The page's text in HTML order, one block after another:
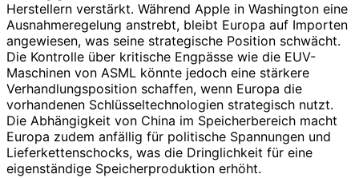
Herstellern verstärkt. Während Apple in Washington eine
Ausnahmeregelung anstrebt, bleibt Europa auf Importen
angewiesen, was seine strategische Position schwächt.
Die Kontrolle über kritische Engpässe wie die EUV-
Maschinen von ASML könnte jedoch eine stärkere
Verhandlungsposition schaffen, wenn Europa die
vorhandenen Schlüsseltechnologien strategisch nutzt.
Die Abhängigkeit von China im Speicherbereich macht
Europa zudem anfällig für politische Spannungen und
Lieferkettenschocks, was die Dringlichkeit für eine
eigenständige Speicherproduktion erhöht.